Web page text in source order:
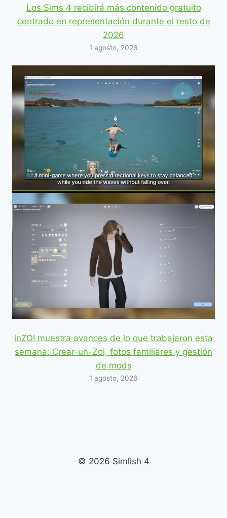
Los Sims 4 recibirá más contenido gratuito
centrado en representación durante el resto de
2026
1 agosto, 2026
inZOI muestra avances de lo que trabajaron esta
semana: Crear-un-Zoi, fotos familiares y gestión
de mods
1 agosto, 2026
© 2026 Simlish 4